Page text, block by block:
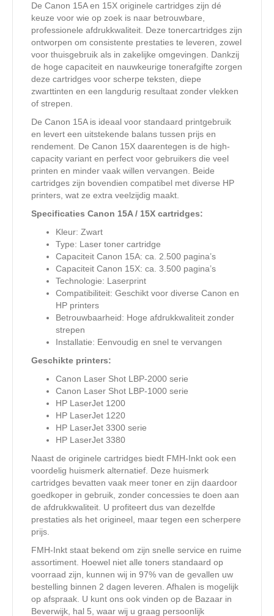
De Canon 15A en 15X originele cartridges zijn dé
keuze voor wie op zoek is naar betrouwbare,
professionele afdrukkwaliteit. Deze tonercartridges zijn
ontworpen om consistente prestaties te leveren, zowel
voor thuisgebruik als in zakelijke omgevingen. Dankzij
de hoge capaciteit en nauwkeurige tonerafgifte zorgen
deze cartridges voor scherpe teksten, diepe
zwarttinten en een langdurig resultaat zonder vlekken
of strepen.
De Canon 15A is ideaal voor standaard printgebruik
en levert een uitstekende balans tussen prijs en
rendement. De Canon 15X daarentegen is de high-
capacity variant en perfect voor gebruikers die veel
printen en minder vaak willen vervangen. Beide
cartridges zijn bovendien compatibel met diverse HP
printers, wat ze extra veelzijdig maakt.
Specificaties Canon 15A / 15X cartridges:
Kleur: Zwart
Type: Laser toner cartridge
Capaciteit Canon 15A: ca. 2.500 pagina’s
Capaciteit Canon 15X: ca. 3.500 pagina’s
Technologie: Laserprint
Compatibiliteit: Geschikt voor diverse Canon en
HP printers
Betrouwbaarheid: Hoge afdrukkwaliteit zonder
strepen
Installatie: Eenvoudig en snel te vervangen
Geschikte printers:
Canon Laser Shot LBP-2000 serie
Canon Laser Shot LBP-1000 serie
HP LaserJet 1200
HP LaserJet 1220
HP LaserJet 3300 serie
HP LaserJet 3380
Naast de originele cartridges biedt FMH-Inkt ook een
voordelig huismerk alternatief. Deze huismerk
cartridges bevatten vaak meer toner en zijn daardoor
goedkoper in gebruik, zonder concessies te doen aan
de afdrukkwaliteit. U profiteert dus van dezelfde
prestaties als het origineel, maar tegen een scherpere
prijs.
FMH-Inkt staat bekend om zijn snelle service en ruime
assortiment. Hoewel niet alle toners standaard op
voorraad zijn, kunnen wij in 97% van de gevallen uw
bestelling binnen 2 dagen leveren. Afhalen is mogelijk
op afspraak. U kunt ons ook vinden op de Bazaar in
Beverwijk, hal 5, waar wij u graag persoonlijk